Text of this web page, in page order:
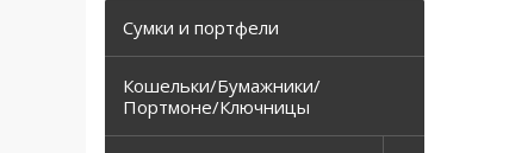
Сумки и портфели
Кошельки/Бумажники/
Портмоне/Ключницы